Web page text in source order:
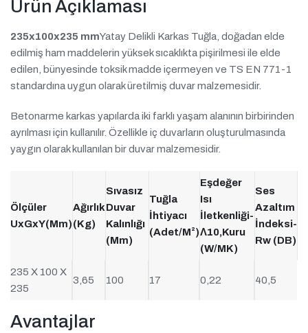
Ürün Açıklaması
235x100x235 mmYatay Delikli Karkas Tuğla, doğadan elde
edilmiş ham maddelerin yüksek sıcaklıkta pişirilmesi ile elde
edilen, bünyesinde toksik madde içermeyen ve TS EN 771-1
standardına uygun olarak üretilmiş duvar malzemesidir.
Betonarme karkas yapılarda iki farklı yaşam alanının birbirinden
ayrılması için kullanılır. Özellikle iç duvarların oluşturulmasında
yaygın olarak kullanılan bir duvar malzemesidir.
Ölçüler
UxGxY(mm)
Ağırlık
(kg)
Sıvasız
Duvar
Kalınlığı
(mm)
Tuğla
İhtiyacı
(Adet/m²)
Eşdeğer
Isı
İletkenliği-
Λ10,Kuru
(W/mK)
Ses
Azaltım
İndeksi-
Rw (dB)
235 X 100 X
235
3,65 100 17 0,22 40,5
Avantajlar